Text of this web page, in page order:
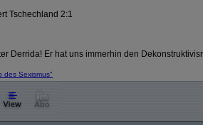
Tschechland 2:1
Derrida! Er hat uns immerhin den
des Sexismus"